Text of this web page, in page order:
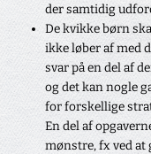
der samtidig
De kvikke børn
ikke løber af med
svar på en del af
og det kan nogle
for forskellige
En del af
mønstre, fx ved at